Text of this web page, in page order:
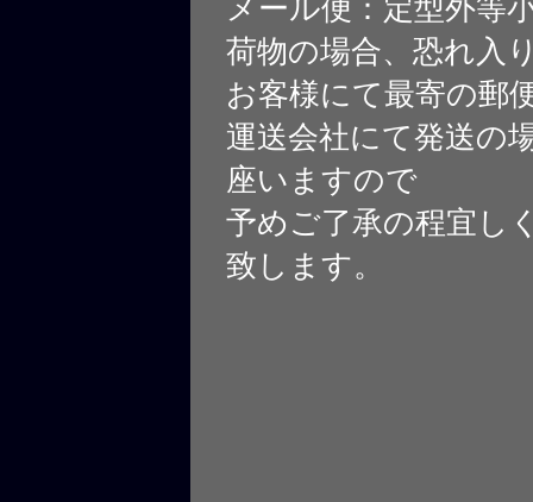
メール便：定型外等
荷物の場合、恐れ入
お客様にて最寄の郵
運送会社にて発送の
座いますので
予めご了承の程宜し
致します。